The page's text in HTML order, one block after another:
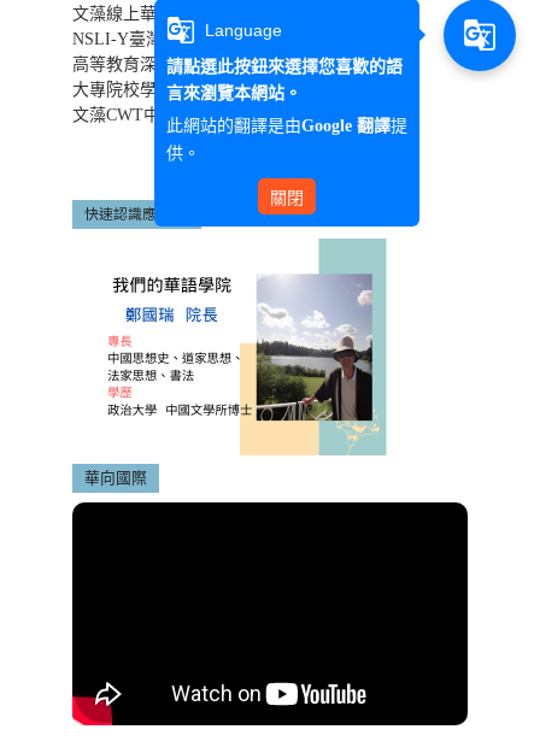
文藻線上華語師資培訓
NSLI-Y臺灣計畫網站
高等教育深耕計畫
大專院校學生雙語化學習計畫
文藻CWT中文能力雲端診斷系統
快速認識應華系
華向國際
g_translate Language
請點選此按鈕來選擇您喜歡的語
言來瀏覽本網站。
此網站的翻譯是由Google 翻譯提
供。
關閉
g_translate